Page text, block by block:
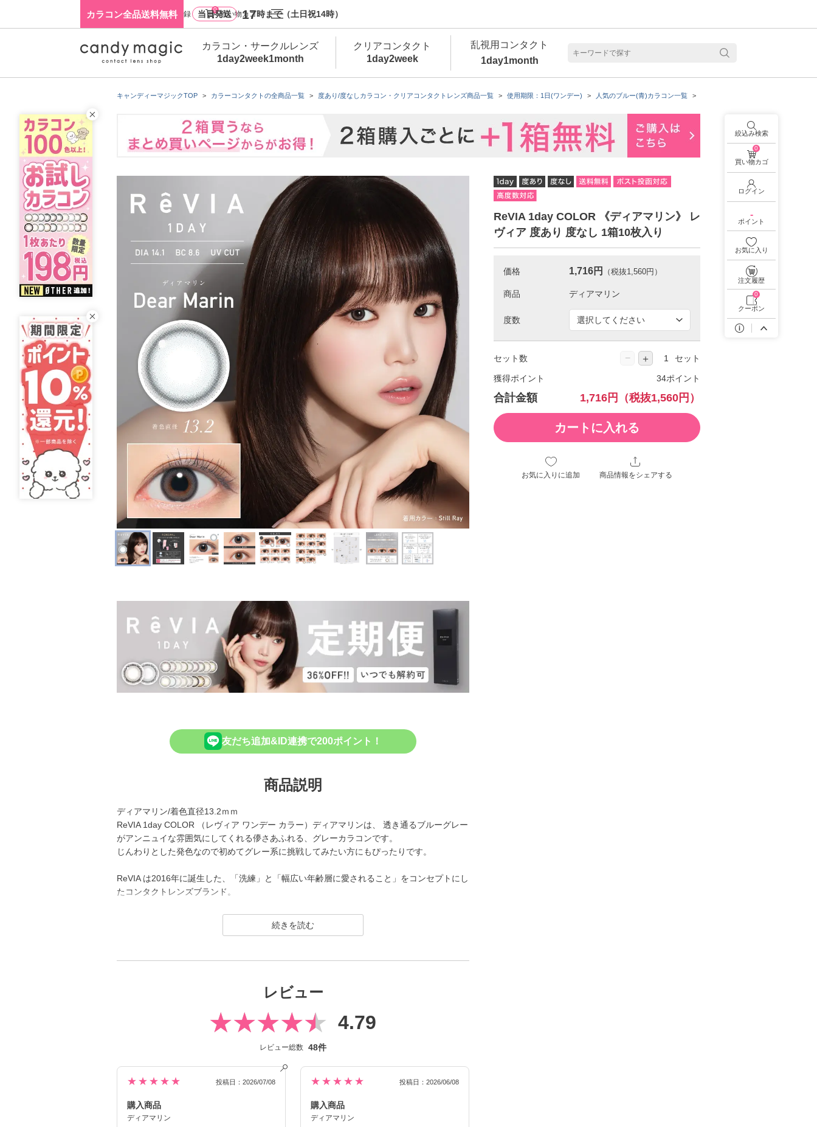
カラコン全品送料無料 当日発送 17時まで（土日祝14時）
キャンディーマジックTOP カラーコンタクトの全商品一覧 度あり/度なしカラコン・クリアコンタクトレンズ商品一覧 使用期限：1日(ワンデー) 人気のブルー(青)カラコン一覧
ReVIA 1day COLOR 《ディアマリン》 レ
ヴィア 度あり 度なし 1箱10枚入り
価格 1,716円 （税抜1,560円）
商品
度数
セット数 − ＋ セット
獲得ポイント 34ポイント
合計金額 1,716円 （税抜1,560円）
カートに入れる
お気に入りに追加 商品情報をシェアする
友だち追加&ID連携で200ポイント！
商品説明
ディアマリン/着色直径13.2ｍｍ
ReVIA 1day COLOR （レヴィア ワンデー カラー）ディアマリンは、 透き通るブルーグレー
がアンニュイな雰囲気にしてくれる儚さあふれる、グレーカラコンです。
じんわりとした発色なので初めてグレー系に挑戦してみたい方にもぴったりです。
ReVIA は2016年に誕生した、「洗練」と「幅広い年齢層に愛されること」をコンセプトにし
たコンタクトレンズブランド。
1day（ワンデー）／1month（ワンマンス）／CLEAR（クリア）／Blue Light Barrier（ブル
ーライトバリア）／TORIC（トーリック） といった幅広いシリーズを展開しており、その中
ンズサイズを採用することでナチュラルでありながらも印象的な瞳を演出します。
2026年には、ブランド誕生から10周年を迎えるにあたり、新イメージモデルに KIM CHAEW
ON（キム・チェウォン）さんが就任し、イメージを一新しました。
新シリーズとして、CLEAR 2week（クリアツーウィーク）／CLEAR TORIC（クリアトーリ
ック）も誕生し、さらに充実したラインナップに。
ンズ、クリアコンタクトレンズまで、 豊富なバリエーションで多くの方々の瞳に寄り添い続
けています。
続きを読む
レビュー
4.79
レビュー総数 48件
★★★★★ 投稿日：2026/07/08
購入商品
ディアマリン
★★★★★ 投稿日：2026/06/08
購入商品
ディアマリン
ログイン・新規会員登録
0
買い物カゴ
カラコン・サークルレンズ
1day2week1month
クリアコンタクト
1day2week
乱視用コンタクト
1day1month
絞込み検索
0
買い物カゴ
ログイン
-
ポイント
お気に入り
注文履歴
0
クーポン
カラコン・サークルレンズ 1day 商品一覧を見る
遠近両用カラコン 1day商品一覧を見る
カラコン・サークルレンズ 2week商品一覧を見る
カラコン・サークルレンズ 1month商品一覧を見る
クリアコンタクトレンズ 1day 商品一覧を見る 乱視用カラコン 1day商品一覧を見る
クリアコンタクトレンズ 2week 商品一覧を見る